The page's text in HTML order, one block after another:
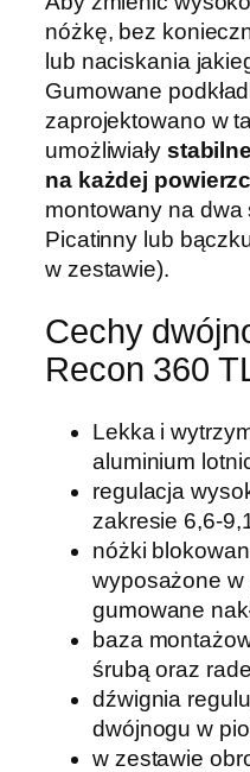
o
n
3
6
0
T
L
7
-
"
P
i
nóżkę, bez
lub naciskania
Gumowane
zaprojektowano w
umożliwiały
na każdej
montowany na
Picatinny lub
w zestawie).
Cechy
Recon 360
Lekka i
aluminium
regulacja
zakresie 6,6-
nóżki
wyposażone w
gumowane
baza
śrubą oraz
dźwignia
dwójnogu w
w zestawie